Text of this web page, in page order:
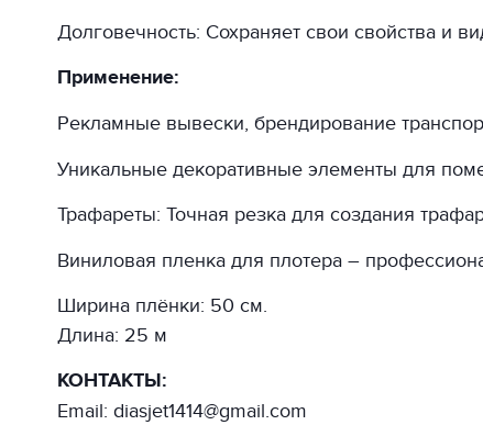
Долговечность: Сохраняет свои свойства и
Применение:
Рекламные вывески, брендирование
Уникальные декоративные элементы для
Трафареты: Точная резка для создания
Виниловая пленка для плотера –
Ширина плёнки: 50 см.
Длина: 25 м
КОНТАКТЫ:
Email: diasjet1414@gmail.com